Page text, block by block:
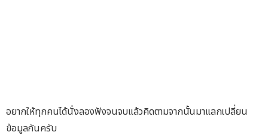
อยากให้ทุกคนได้นั่งลองฟังจนจบแล้วคิดตามจากนั้นมาแลกเปลี่ยน
ข้อมูลกันครับ